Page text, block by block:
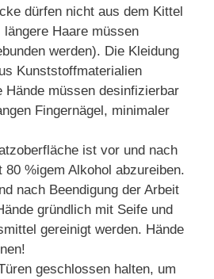
dürfen nicht aus dem Kittel
längere Haare müssen
werden). Die Kleidung
Kunststoffmaterialien
Hände müssen desinfizierbar
Fingernägel, minimaler
ist vor und nach
80 %igem Alkohol abzureiben.
nach Beendigung der Arbeit
gründlich mit Seife und
gereinigt werden. Hände
geschlossen halten, um